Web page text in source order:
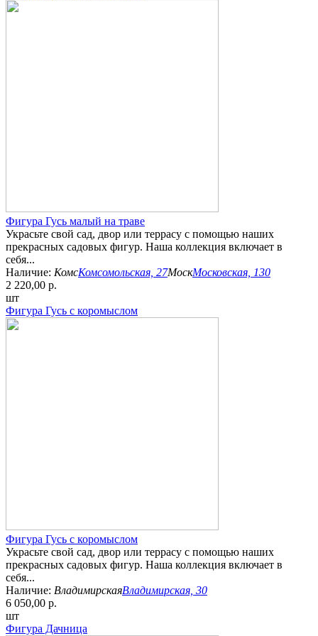
Фигура Гусь малый на траве
Украсьте свой сад, двор или террасу с помощью наших
прекрасных садовых фигур. Наша коллекция включает в
себя...
Наличие: КомсКомсомольская, 27МоскМосковская, 130
2 220,00 р.
шт
Фигура Гусь с коромыслом
Фигура Гусь с коромыслом
Украсьте свой сад, двор или террасу с помощью наших
прекрасных садовых фигур. Наша коллекция включает в
себя...
Наличие: ВладимирскаяВладимирская, 30
6 050,00 р.
шт
Фигура Дачница